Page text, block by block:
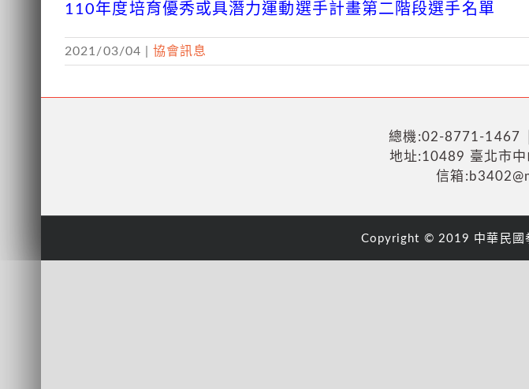
110年度培育優秀或具潛力運動選手計畫第二階段選手名單
2021/03/04 協會訊息
總機:02-8771-1467
地址:10489 臺北市
信箱
Copyright © 2019 中華民國